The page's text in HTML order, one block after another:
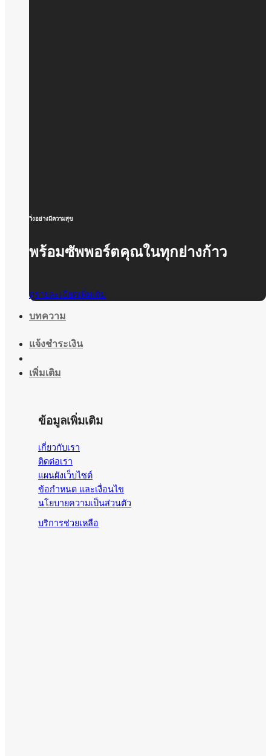
วิ่งอย่างมีความสุข
พร้อมซัพพอร์ตคุณในทุกย่างก้าว
ดูรายละเอียดเพิ่มเติม
บทความ
แจ้งชำระเงิน
เพิ่มเติม
ข้อมูลเพิ่มเติม
เกี่ยวกับเรา
ติดต่อเรา
แผนผังเว็บไซต์
ข้อกำหนด และเงื่อนไข
นโยบายความเป็นส่วนตัว
บริการช่วยเหลือ